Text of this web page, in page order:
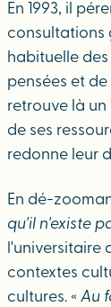
En 1993, il
consultations
habituelle
pensées et
retrouve là
de ses
redonne leur
En dé-
qu'il n'existe
l'universitaire
contextes
cultures. « Au